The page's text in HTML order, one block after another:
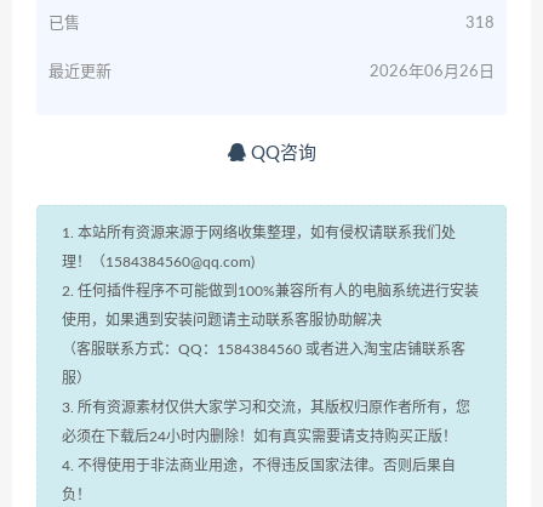
已售 318
最近更新 2026年06月26日
QQ咨询
1. 本站所有资源来源于网络收集整理，如有侵权请联系我们处
理！（1584384560@qq.com)
2. 任何插件程序不可能做到100%兼容所有人的电脑系统进行安装
使用，如果遇到安装问题请主动联系客服协助解决
（客服联系方式：QQ：1584384560 或者进入淘宝店铺联系客
服）
3. 所有资源素材仅供大家学习和交流，其版权归原作者所有，您
必须在下载后24小时内删除！如有真实需要请支持购买正版！
4. 不得使用于非法商业用途，不得违反国家法律。否则后果自
负！